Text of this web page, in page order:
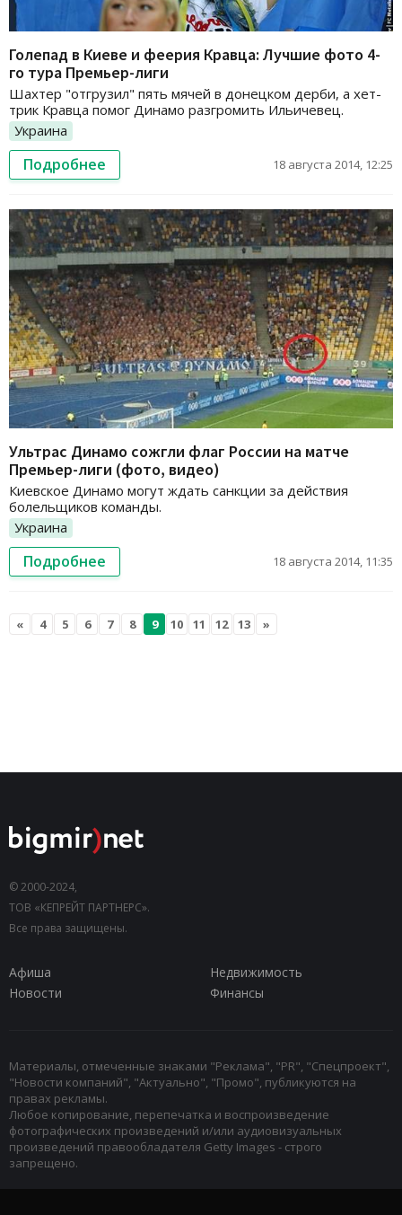
Голепад в Киеве и феерия Кравца: Лучшие фото 4-
го тура Премьер-лиги
Шахтер "отгрузил" пять мячей в донецком дерби, а хет-
трик Кравца помог Динамо разгромить Ильичевец.
Украина
Подробнее 18 августа 2014, 12:25
Ультрас Динамо сожгли флаг России на матче
Премьер-лиги (фото, видео)
Киевское Динамо могут ждать санкции за действия
болельщиков команды.
Украина
Подробнее 18 августа 2014, 11:35
« 4 5 6 7 8 9 10 11 12 13 »
© 2000-2024,
ТОВ «КЕПРЕЙТ ПАРТНЕРС».
Все права защищены.
Афиша
Недвижимость
Новости
Финансы
Материалы, отмеченные знаками "Реклама", "PR", "Спецпроект",
"Новости компаний", "Актуально", "Промо", публикуются на
правах рекламы.
Любое копирование, перепечатка и воспроизведение
фотографических произведений и/или аудиовизуальных
произведений правообладателя Getty Images - строго
запрещено.